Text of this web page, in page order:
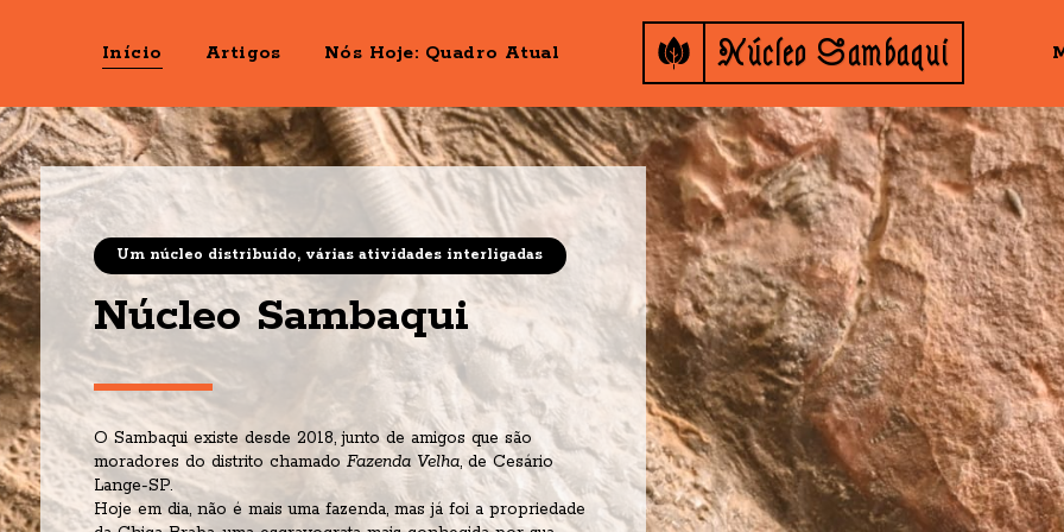
Início Artigos Nós Hoje: Quadro Atual Núcleo Sambaqui
Um núcleo distribuído, várias atividades interligadas
Núcleo Sambaqui
O Sambaqui existe desde 2018, junto de amigos que são
moradores do distrito chamado Fazenda Velha, de Cesário
Lange-SP.
Hoje em dia, não é mais uma fazenda, mas já foi a propriedade